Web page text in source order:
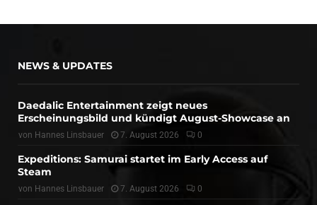
NEWS & UPDATES
Daedalic Entertainment zeigt neues
Erscheinungsbild und kündigt August-Showcase an
von Hannes Linsbauer 7. August 2026 0
Expeditions: Samurai startet im Early Access auf
Steam
von Hannes Linsbauer 7. August 2026 0